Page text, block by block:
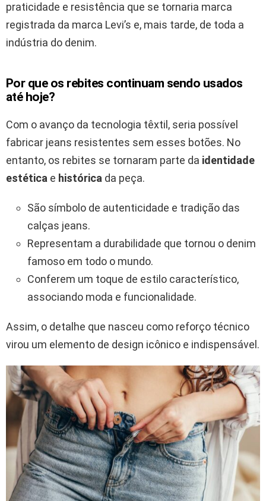
praticidade e resistência que se tornaria marca
registrada da marca Levi’s e, mais tarde, de toda a
indústria do denim.
Por que os rebites continuam sendo usados
até hoje?
Com o avanço da tecnologia têxtil, seria possível
fabricar jeans resistentes sem esses botões. No
entanto, os rebites se tornaram parte da identidade
estética e histórica da peça.
São símbolo de autenticidade e tradição das
calças jeans.
Representam a durabilidade que tornou o denim
famoso em todo o mundo.
Conferem um toque de estilo característico,
associando moda e funcionalidade.
Assim, o detalhe que nasceu como reforço técnico
virou um elemento de design icônico e indispensável.